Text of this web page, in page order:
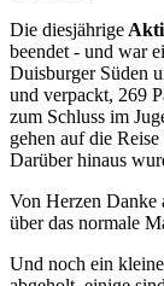
Die diesjährige
beendet - und war
Duisburger Süden
und verpackt, 269
zum Schluss im
gehen auf die
Darüber hinaus
Von Herzen Danke
über das normale
Und noch ein